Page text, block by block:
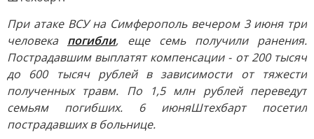
При атаке ВСУ на Симферополь вечером 3 июня три
человека погибли, еще семь получили ранения.
Пострадавшим выплатят компенсации - от 200 тысяч
до 600 тысяч рублей в зависимости от тяжести
полученных травм. По 1,5 млн рублей переведут
семьям погибших. 6 июняШтехбарт посетил
пострадавших в больнице.